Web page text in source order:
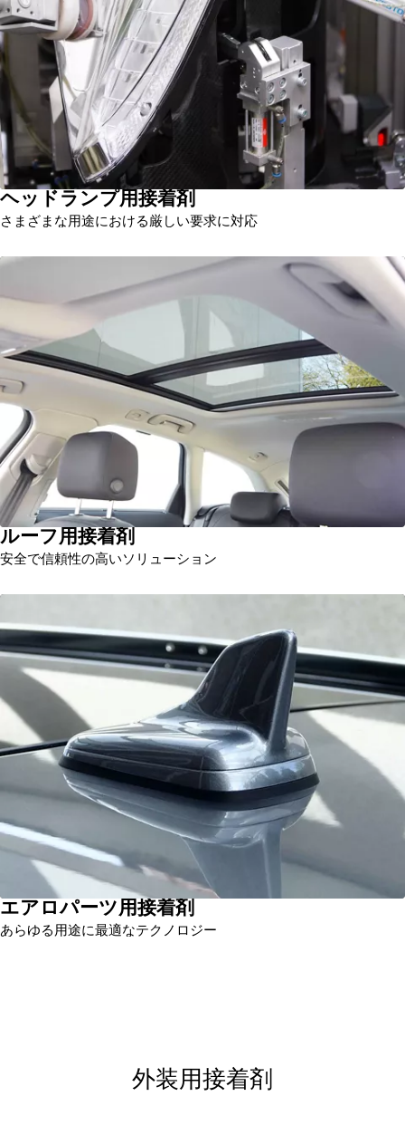
ヘッドランプ用接着剤
さまざまな用途における厳しい要求に対応
ルーフ用接着剤
安全で信頼性の高いソリューション
エアロパーツ用接着剤
あらゆる用途に最適なテクノロジー
外装用接着剤